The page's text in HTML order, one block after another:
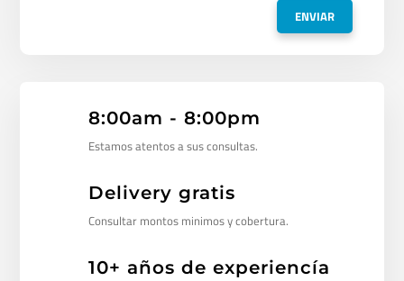
8:00am - 8:00pm
Estamos atentos a sus consultas.
Delivery gratis
Consultar montos minimos y cobertura.
10+ años de experiencía